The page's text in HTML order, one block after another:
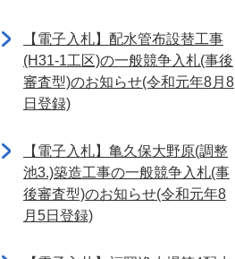
【電子入札】配水管布設替工事
(H31-1工区)の一般競争入札(事後
審査型)のお知らせ(令和元年8月8
日登録)
【電子入札】亀久保大野原(調整
池3.)築造工事の一般競争入札(事
後審査型)のお知らせ(令和元年8
月5日登録)